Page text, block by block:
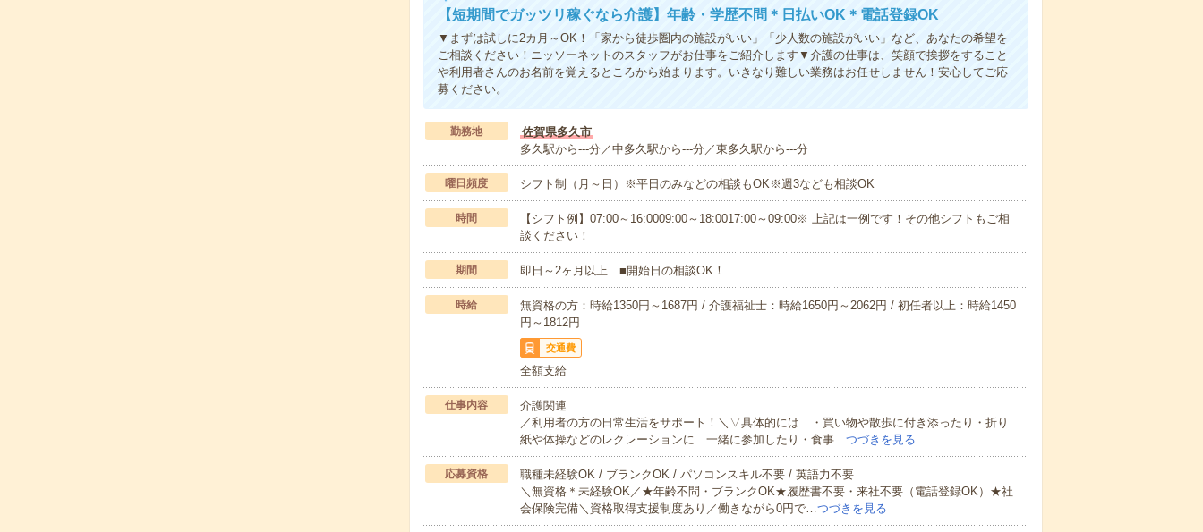
【短期間でガッツリ稼ぐなら介護】年齢・学歴不問＊日払いOK＊電話登録OK
▼まずは試しに2カ月～OK！「家から徒歩圏内の施設がいい」「少人数の施設がいい」など、あなたの希望を
ご相談ください！ニッソーネットのスタッフがお仕事をご紹介します▼介護の仕事は、笑顔で挨拶をすること
や利用者さんのお名前を覚えるところから始まります。いきなり難しい業務はお任せしません！安心してご応
募ください。
勤務地
佐賀県多久市
多久駅から---分／中多久駅から---分／東多久駅から---分
曜日頻度 シフト制（月～日）※平日のみなどの相談もOK※週3なども相談OK
時間
【シフト例】07:00～16:0009:00～18:0017:00～09:00※ 上記は一例です！その他シフトもご相
談ください！
期間 即日～2ヶ月以上 ■開始日の相談OK！
時給
無資格の方：時給1350円～1687円 / 介護福祉士：時給1650円～2062円 / 初任者以上：時給1450
円～1812円
交通費
全額支給
仕事内容
介護関連
／利用者の方の日常生活をサポート！＼▽具体的には…・買い物や散歩に付き添ったり・折り
紙や体操などのレクレーションに 一緒に参加したり・食事…つづきを見る
応募資格
職種未経験OK / ブランクOK / パソコンスキル不要 / 英語力不要
＼無資格＊未経験OK／★年齢不問・ブランクOK★履歴書不要・来社不要（電話登録OK）★社
会保険完備＼資格取得支援制度あり／働きながら0円で…つづきを見る